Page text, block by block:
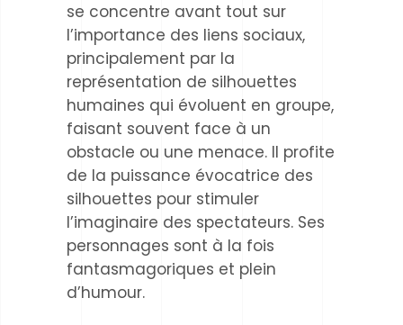
se concentre avant tout sur
l’importance des liens sociaux,
principalement par la
représentation de silhouettes
humaines qui évoluent en groupe,
faisant souvent face à un
obstacle ou une menace. Il profite
de la puissance évocatrice des
silhouettes pour stimuler
l’imaginaire des spectateurs. Ses
personnages sont à la fois
fantasmagoriques et plein
d’humour.